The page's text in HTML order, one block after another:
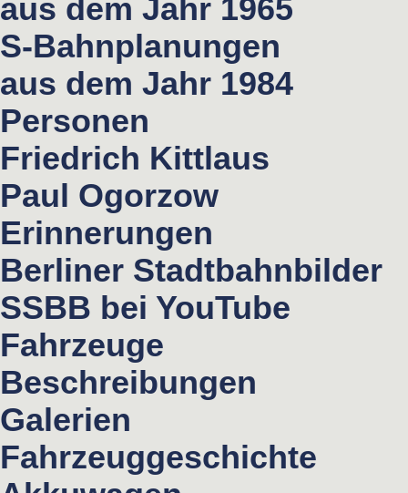
aus dem Jahr 1965
S-Bahnplanungen
aus dem Jahr 1984
Personen
Friedrich Kittlaus
Paul Ogorzow
Erinnerungen
Berliner Stadtbahnbilder
SSBB bei YouTube
Fahrzeuge
Beschreibungen
Galerien
Fahrzeuggeschichte